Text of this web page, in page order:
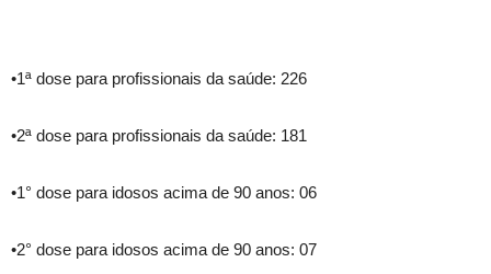
•1ª dose para profissionais da saúde: 226
•2ª dose para profissionais da saúde: 181
•1° dose para idosos acima de 90 anos: 06
•2° dose para idosos acima de 90 anos: 07